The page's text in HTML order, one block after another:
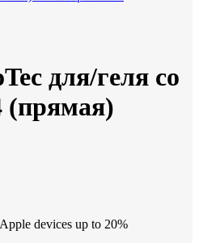
для/геля со
(прямая)
devices up to 20%